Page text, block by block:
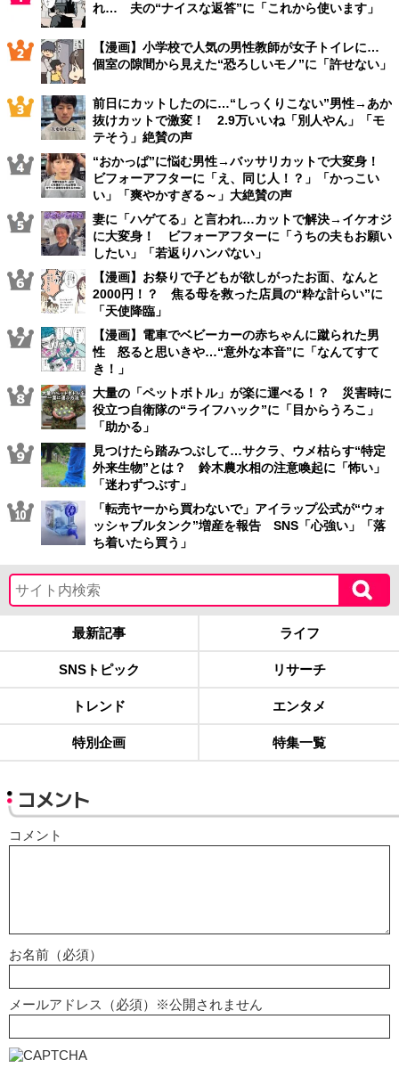
れ… 夫の“ナイスな返答”に「これから使います」
【漫画】小学校で人気の男性教師が女子トイレに…
個室の隙間から見えた“恐ろしいモノ”に「許せない」
前日にカットしたのに…“しっくりこない”男性→あか
抜けカットで激変！ 2.9万いいね「別人やん」「モ
テそう」絶賛の声
“おかっぱ”に悩む男性→バッサリカットで大変身！
ビフォーアフターに「え、同じ人！？」「かっこい
い」「爽やかすぎる～」大絶賛の声
妻に「ハゲてる」と言われ…カットで解決→イケオジ
に大変身！ ビフォーアフターに「うちの夫もお願い
したい」「若返りハンパない」
【漫画】お祭りで子どもが欲しがったお面、なんと
2000円！？ 焦る母を救った店員の“粋な計らい”に
「天使降臨」
【漫画】電車でベビーカーの赤ちゃんに蹴られた男
性 怒ると思いきや…“意外な本音”に「なんてすて
き！」
大量の「ペットボトル」が楽に運べる！？ 災害時に
役立つ自衛隊の“ライフハック”に「目からうろこ」
「助かる」
見つけたら踏みつぶして…サクラ、ウメ枯らす“特定
外来生物”とは？ 鈴木農水相の注意喚起に「怖い」
「迷わずつぶす」
「転売ヤーから買わないで」アイラップ公式が“ウォ
ッシャブルタンク”増産を報告 SNS「心強い」「落
ち着いたら買う」
最新記事 ライフ
SNSトピック リサーチ
トレンド エンタメ
特別企画 特集一覧
コメント
コメント
お名前（必須）
メールアドレス（必須）※公開されません